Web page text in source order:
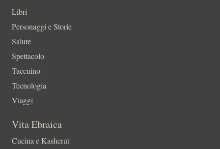
Libri
Personaggi e Storie
Salute
Spettacolo
Taccuino
Tecnologia
Viaggi
Vita Ebraica
Cucina e Kasherut